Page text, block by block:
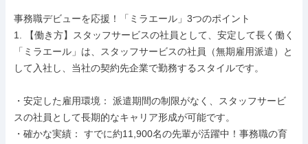
事務職デビューを応援！「ミラエール」3つのポイント
1. 【働き方】スタッフサービスの社員として、安定して長く働く
「ミラエール」は、スタッフサービスの社員（無期雇用派遣）と
して入社し、当社の契約先企業で勤務するスタイルです。
・安定した雇用環境： 派遣期間の制限がなく、スタッフサービ
スの社員として長期的なキャリア形成が可能です。
・確かな実績： すでに約11,900名の先輩が活躍中！事務職の育